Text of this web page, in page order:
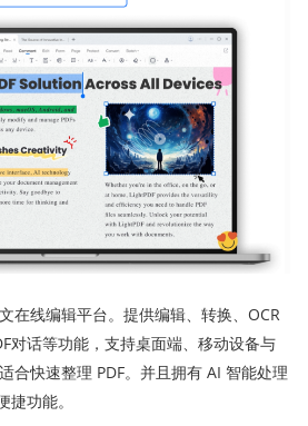
在线编辑平台。提供编辑、转换、OCR
对话等功能，支持桌面端、移动设备与
合快速整理 PDF。并且拥有 AI 智能处理
功能。